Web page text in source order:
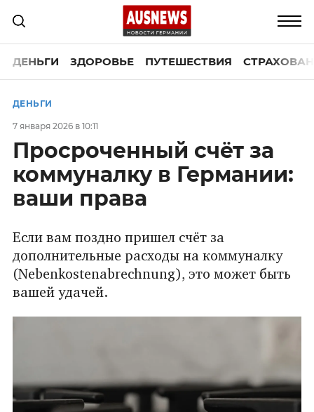
ДЕНЬГИ ЗДОРОВЬЕ ПУТЕШЕСТВИЯ
ДЕНЬГИ
7 января 2026 в 10:11
Просроченный счёт за
коммуналку в Германии:
ваши права
Если вам поздно пришел счёт за
дополнительные расходы на коммуналку
(Nebenkostenabrechnung), это может быть
вашей удачей.